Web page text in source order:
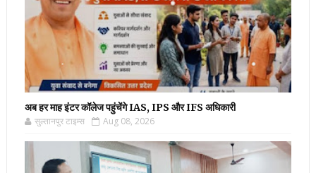
अब हर माह इंटर कॉलेज पहुंचेंगे IAS, IPS और IFS अधिकारी
सुल्तानपुर टाइम्स Aug 08, 2026